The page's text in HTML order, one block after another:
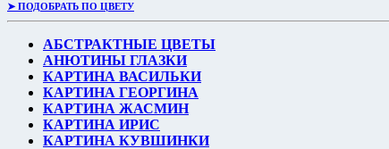
➤ ПОДОБРАТЬ ПО ЦВЕТУ
АБСТРАКТНЫЕ ЦВЕТЫ
АНЮТИНЫ ГЛАЗКИ
КАРТИНА ВАСИЛЬКИ
КАРТИНА ГЕОРГИНА
КАРТИНА ЖАСМИН
КАРТИНА ИРИС
КАРТИНА КУВШИНКИ